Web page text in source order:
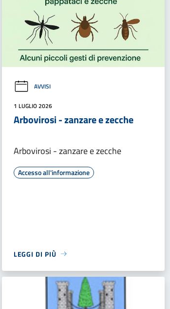
AVVISI
1 LUGLIO 2026
Arbovirosi - zanzare e zecche
Arbovirosi - zanzare e zecche
Accesso all'informazione
LEGGI DI PIÙ